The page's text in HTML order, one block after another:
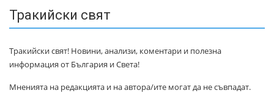
Тракийски свят
Тракийски свят! Новини, анализи, коментари и полезна
информация от България и Света!
Мненията на редакцията и на автора/ите могат да не съвпадат.